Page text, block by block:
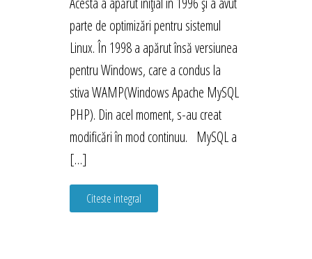
parte de optimizări pentru sistemul
Linux. În 1998 a apărut însă versiunea
pentru Windows, care a condus la
stiva WAMP(Windows Apache MySQL
PHP). Din acel moment, s-au creat
modificări în mod continuu. MySQL a
[…]
Citeste integral